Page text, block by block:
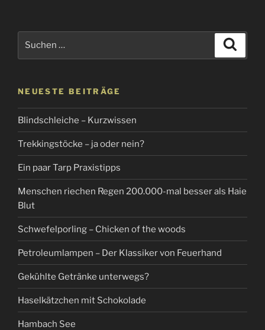
NEUESTE BEITRÄGE
Blindschleiche – Kurzwissen
Trekkingstöcke – ja oder nein?
Ein paar Tarp Praxistipps
Menschen riechen Regen 200.000-mal besser als Haie
Blut
Schwefelporling – Chicken of the woods
Petroleumlampen – Der Klassiker von Feuerhand
Gekühlte Getränke unterwegs?
Haselkätzchen mit Schokolade
Hambach See